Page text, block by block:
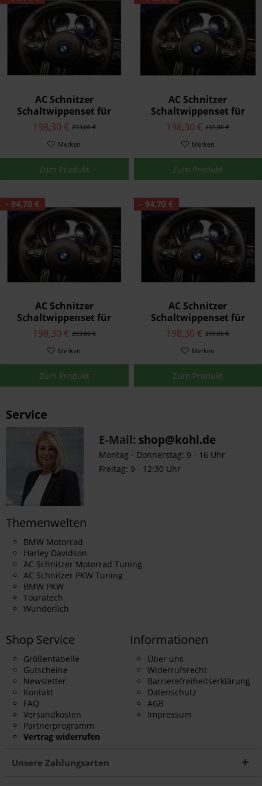
AC Schnitzer
Schaltwippenset für
BMW 8er G16 Gran
Coupé
293,00 €
198,30 €
Merken
Zum Produkt
AC Schnitzer
Schaltwippenset für
BMW G14/G15
293,00 €
198,30 €
Merken
Zum Produkt
- 94,70 €
AC Schnitzer
Schaltwippenset für
BMW M8293,00 €
198,30 €
Merken
Zum Produkt
- 94,70 €
AC Schnitzer
Schaltwippenset für
BMW M8293,00 €
198,30 €
Merken
Zum Produkt
Service
E-Mail: shop@kohl.de
Montag - Donnerstag: 9 - 16 Uhr
Freitag: 9 - 12:30 Uhr
Themenwelten
BMW Motorrad
Harley Davidson
AC Schnitzer Motorrad Tuning
AC Schnitzer PKW Tuning
BMW PKW
Touratech
Wunderlich
Shop Service
Größentabelle
Gutscheine
Newsletter
Kontakt
FAQ
Versandkosten
Partnerprogramm
Vertrag widerrufen
Informationen
Über uns
Widerrufsrecht
Barrierefreiheitserklärung
Datenschutz
AGB
Impressum
Unsere Zahlungsarten